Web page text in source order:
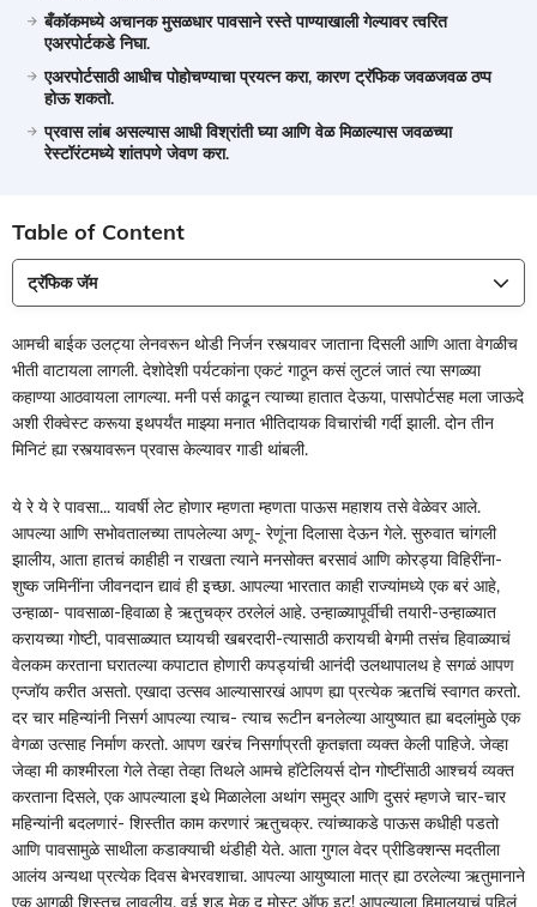
बँकॉकमध्ये अचानक मुसळधार पावसाने रस्ते पाण्याखाली गेल्यावर त्वरित
एअरपोर्टकडे निघा.
एअरपोर्टसाठी आधीच पोहोचण्याचा प्रयत्न करा, कारण ट्रॅफिक जवळजवळ ठप्प
होऊ शकतो.
प्रवास लांब असल्यास आधी विश्रांती घ्या आणि वेळ मिळाल्यास जवळच्या
रेस्टॉरंटमध्ये शांतपणे जेवण करा.
Table of Content
ट्रॅफिक जॅम
आमची बाईक उलट्या लेनवरून थोडी निर्जन रस्त्यावर जाताना दिसली आणि आता वेगळीच
भीती वाटायला लागली. देशोदेशी पर्यटकांना एकटं गाठून कसं लुटलं जातं त्या सगळ्या
कहाण्या आठवायला लागल्या. मनी पर्स काढून त्याच्या हातात देऊया, पासपोर्टसह मला जाऊदे
अशी रीक्वेस्ट करूया इथपर्यंत माझ्या मनात भीतिदायक विचारांची गर्दी झाली. दोन तीन
मिनिटं ह्या रस्त्यावरून प्रवास केल्यावर गाडी थांबली.
ये रे ये रे पावसा... यावर्षी लेट होणार म्हणता म्हणता पाऊस महाशय तसे वेळेवर आले.
आपल्या आणि सभोवतालच्या तापलेल्या अणू- रेणूंना दिलासा देऊन गेले. सुरुवात चांगली
झालीय, आता हातचं काहीही न राखता त्याने मनसोक्त बरसावं आणि कोरड्या विहिरींना-
शुष्क जमिनींना जीवनदान द्यावं ही इच्छा. आपल्या भारतात काही राज्यांमध्ये एक बरं आहे,
उन्हाळा- पावसाळा-हिवाळा हेे ऋतुचक्र ठरलेलं आहे. उन्हाळ्यापूर्वीची तयारी-उन्हाळ्यात
करायच्या गोष्टी, पावसाळ्यात घ्यायची खबरदारी-त्यासाठी करायची बेगमी तसंच हिवाळ्याचं
वेलकम करताना घरातल्या कपाटात होणारी कपड्यांची आनंदी उलथापालथ हे सगळं आपण
एन्जॉय करीत असतो. एखादा उत्सव आल्यासारखं आपण ह्या प्रत्येक ऋतचिं स्वागत करतो.
दर चार महिन्यांनी निसर्ग आपल्या त्याच- त्याच रूटीन बनलेल्या आयुष्यात ह्या बदलांमुळे एक
वेगळा उत्साह निर्माण करतो. आपण खरंच निसर्गाप्रती कृतज्ञता व्यक्त केली पाहिजे. जेव्हा
जेव्हा मी काश्मीरला गेले तेव्हा तेव्हा तिथले आमचे हॉटेलियर्स दोन गोष्टींसाठी आश्‍चर्य व्यक्त
करताना दिसले, एक आपल्याला इथे मिळालेला अथांग समुद्र आणि दुसरं म्हणजे चार-चार
महिन्यांनी बदलणारं- शिस्तीत काम करणारं ऋतुचक्र. त्यांच्याकडे पाऊस कधीही पडतो
आणि पावसामुळे साथीला कडाक्याची थंडीही येते. आता गुगल वेदर प्रीडिक्शन्स मदतीला
आलंय अन्यथा प्रत्येक दिवस बेभरवशाचा. आपल्या आयुष्याला मात्र ह्या ठरलेल्या ऋतुमानाने
एक आगळी शिस्तच लावलीय. वुई शूड मेक द मोस्ट ऑफ इट! आपल्याला हिमालयाचं पहिलं